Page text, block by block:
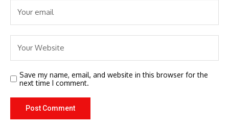
Save my name, email, and website in this browser for the
next time I comment.